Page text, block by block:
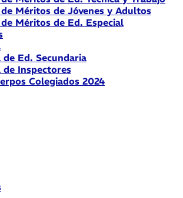
Méritos de Jóvenes y Adultos
Méritos de Ed. Especial
Ed. Secundaria
Inspectores
Colegiados 2024